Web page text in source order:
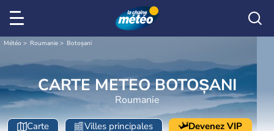
Météo Roumanie Botoșani
CARTE METEO BOTOȘANI
Roumanie
Carte Villes principales Devenez VIP